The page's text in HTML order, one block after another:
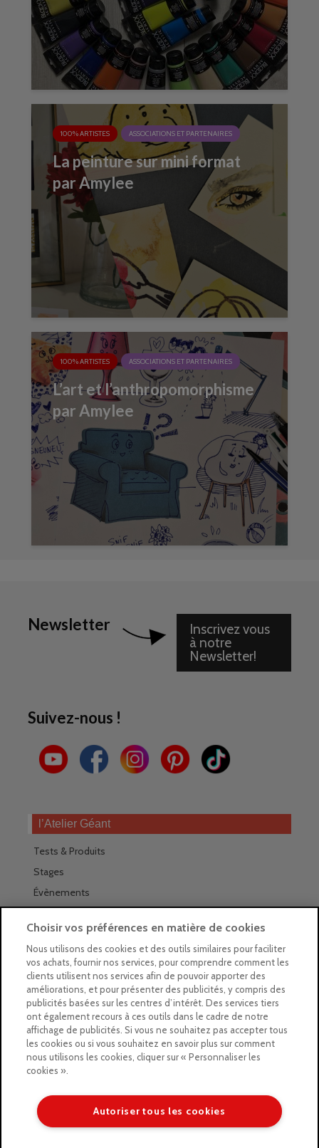
100% ARTISTES ASSOCIATIONS ET PARTENAIRES
La peinture sur mini format
par Amylee
100% ARTISTES ASSOCIATIONS ET PARTENAIRES
L’art et l’anthropomorphisme
par Amylee
Newsletter
Inscrivez vous
à notre
Newsletter!
Suivez-nous !
l’Atelier Géant
Tests & Produits
Stages
Évènements
Trouver nos magasins
La newsletter des magasins
Feuilleter le Guide
Gratuit : intégrer le Guide
Marques Beaux-Arts
Matériel pour l’aquarelle
Matériel pour l’acrylique
Matériel pour l’huile
Choisir vos préférences en matière de cookies
Nous utilisons des cookies et des outils similaires pour faciliter
vos achats, fournir nos services, pour comprendre comment les
clients utilisent nos services afin de pouvoir apporter des
améliorations, et pour présenter des publicités, y compris des
publicités basées sur les centres d’intérêt. Des services tiers
ont également recours à ces outils dans le cadre de notre
affichage de publicités. Si vous ne souhaitez pas accepter tous
les cookies ou si vous souhaitez en savoir plus sur comment
nous utilisons les cookies, cliquer sur « Personnaliser les
cookies ».
Autoriser tous les cookies